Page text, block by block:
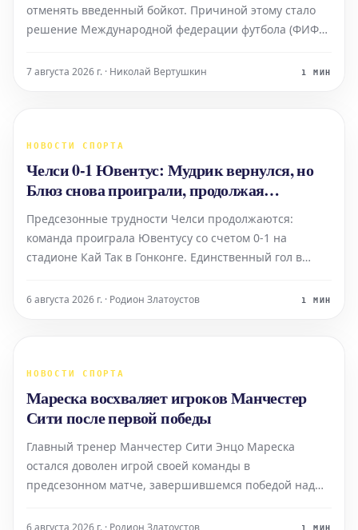
отменять введенный бойкот. Причиной этому стало
решение Международной федерации футбола (ФИФА)
Инфантино, чье положение вызывает множество
7 августа 2026 г. · Николай Вертушкин 1 МИН
НОВОСТИ СПОРТА
Челси 0-1 Ювентус: Мудрик вернулся, но
Блюз снова проиграли, продолжая
предсезонные неудачи
Предсезонные трудности Челси продолжаются:
команда проиграла Ювентусу со счетом 0-1 на
стадионе Кай Так в Гонконге. Единственный гол в
Мудрика в состав не смогло переломить ход игры.
6 августа 2026 г. · Родион Златоустов 1 МИН
НОВОСТИ СПОРТА
Мареска восхваляет игроков Манчестер
Сити после первой победы
Главный тренер Манчестер Сити Энцо Мареска
остался доволен игрой своей команды в
предсезонном матче, завершившемся победой над
6 августа 2026 г. · Родион Златоустов 1 МИН